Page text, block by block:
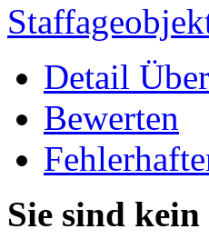
Detail
Bewerten
Sie sind